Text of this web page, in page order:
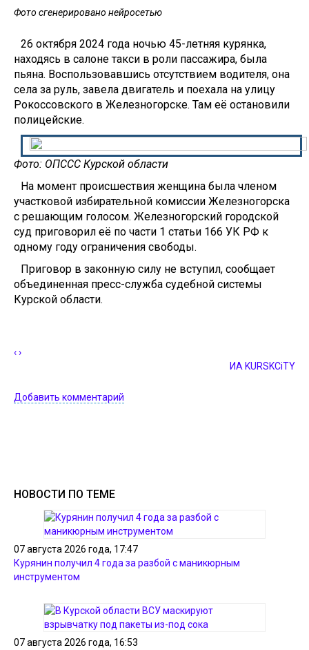
Фото сгенерировано нейросетью
26 октября 2024 года ночью 45-летняя курянка,
находясь в салоне такси в роли пассажира, была
пьяна. Воспользовавшись отсутствием водителя, она
села за руль, завела двигатель и поехала на улицу
Рокоссовского в Железногорске. Там её остановили
полицейские.
Фото: ОПССС Курской области
На момент происшествия женщина была членом
участковой избирательной комиссии Железногорска
с решающим голосом. Железногорский городской
суд приговорил её по части 1 статьи 166 УК РФ к
одному году ограничения свободы.
Приговор в законную силу не вступил, сообщает
объединенная пресс-служба судебной системы
Курской области.
‹›
ИА KURSKCiTY
Добавить комментарий
НОВОСТИ ПО ТЕМЕ
07 августа 2026 года, 17:47
Курянин получил 4 года за разбой с маникюрным
инструментом
07 августа 2026 года, 16:53